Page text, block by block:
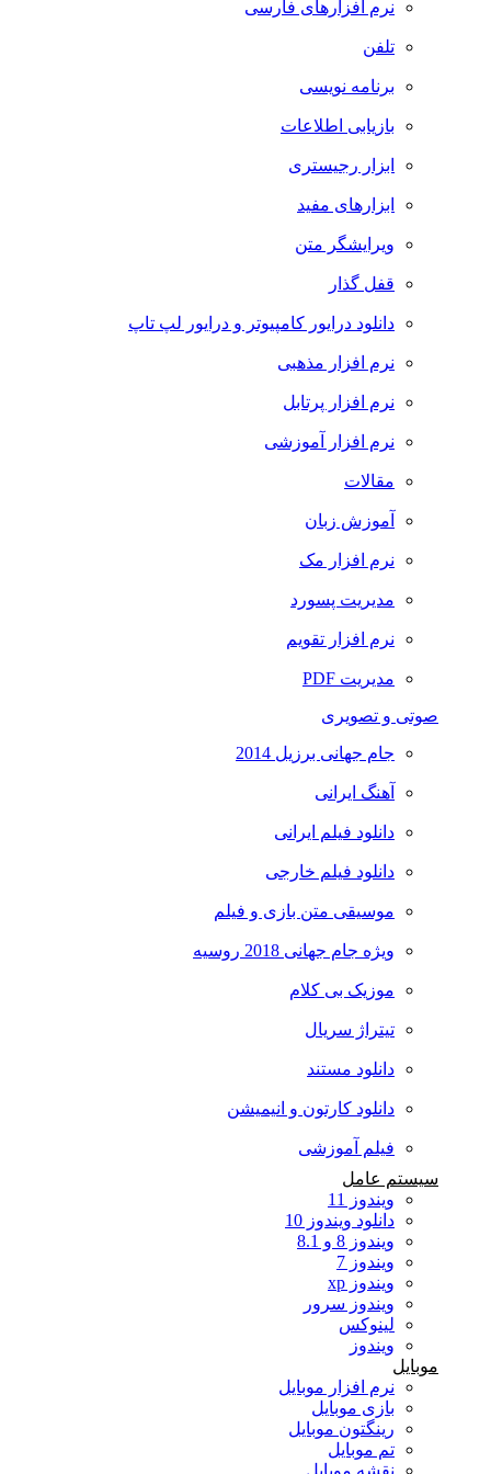
نرم افزارهای فارسی
تلفن
برنامه نویسی
بازیابی اطلاعات
ابزار رجیستری
ابزارهای مفید
ویرایشگر متن
قفل گذار
دانلود درایور کامپیوتر و درایور لپ تاپ
نرم افزار مذهبی
نرم افزار پرتابل
نرم افزار آموزشی
مقالات
آموزش زبان
نرم افزار مک
مدیریت پسورد
نرم افزار تقویم
مدیریت PDF
صوتی و تصویری
جام جهانی برزیل 2014
آهنگ ایرانی
دانلود فیلم ایرانی
دانلود فیلم خارجی
موسیقی متن بازی و فیلم
ویژه جام جهانی 2018 روسیه
موزیک بی کلام
تیتراژ سریال
دانلود مستند
دانلود کارتون و انیمیشن
فیلم آموزشی
سیستم عامل
ویندوز 11
دانلود ویندوز 10
ویندوز 8 و 8.1
ویندوز 7
ویندوز xp
ویندوز سرور
لینوکس
ویندوز
نرم افزار موبایل
بازی موبایل
رینگتون موبایل
تم موبایل
نقشه موبایل